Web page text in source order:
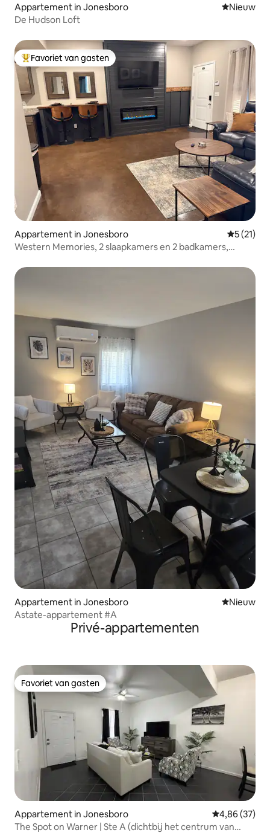
Appartement in Jonesboro Nieuwe
Nieuw
De Hudson Loft
Topfavoriet van gasten
Favoriet van gasten
Appartement in Jonesboro
5 (21)
Western Memories, 2 slaapkamers en 2 badkamers,
Appartement in Jonesboro Nieuwe
Nieuw
Astate-appartement #A
Privé-appartementen
Favoriet van gasten
Favoriet van gasten
Appartement in Jonesboro Gemiddelde
4,86 (37)
The Spot on Warner | Ste A (dichtbij het centrum van